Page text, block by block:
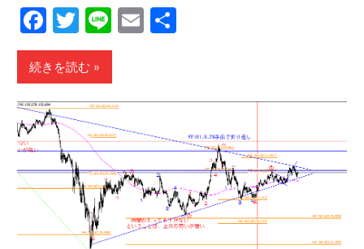
Facebook
Twitter
LineEmail
続きを読む